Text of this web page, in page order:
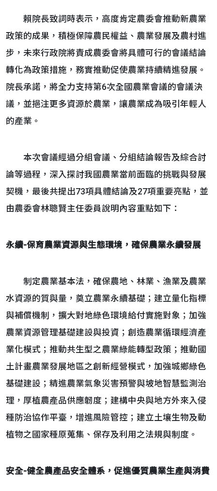
賴院長致詞時表示，高度肯定農委會推動新農業
政策的成果，積極保障農民權益、農業發展及農村進
步，未來行政院將責成農委會將具體可行的會議結論
轉化為政策措施，務實推動促使農業持續精進發展。
院長承諾，將全力支持第6次全國農業會議的會議決
議，並挹注更多資源於農業，讓農業成為吸引年輕人
的產業。
本次會議經過分組會議、分組結論報告及綜合討
論等過程，深入探討我國農業當前面臨的挑戰與發展
契機，最後共提出73項具體結論及27項重要亮點，並
由農委會林聰賢主任委員說明內容重點如下：
永續-保育農業資源與生態環境，確保農業永續發展
制定農業基本法，確保農地、林業、漁業及農業
水資源的質與量，奠立農業永續基礎；建立量化指標
與補償機制，擴大對地綠色環境給付實施對象；加強
農業資源管理基礎建設與投資；創造農業循環經濟產
業化模式；推動共生型之農業綠能轉型政策；推動國
土計畫農業發展地區之創新經營模式，加強城鄉綠色
基礎建設；精進農業氣象災害預警與坡地智慧監測治
理，厚植農產品供應韌度；建構中央與地方外來入侵
種防治協作平臺，增進風險管控；建立土壤生物及動
植物之國家種原蒐集、保存及利用之法規與制度。
安全-健全農產品安全體系，促進優質農業生產與消費